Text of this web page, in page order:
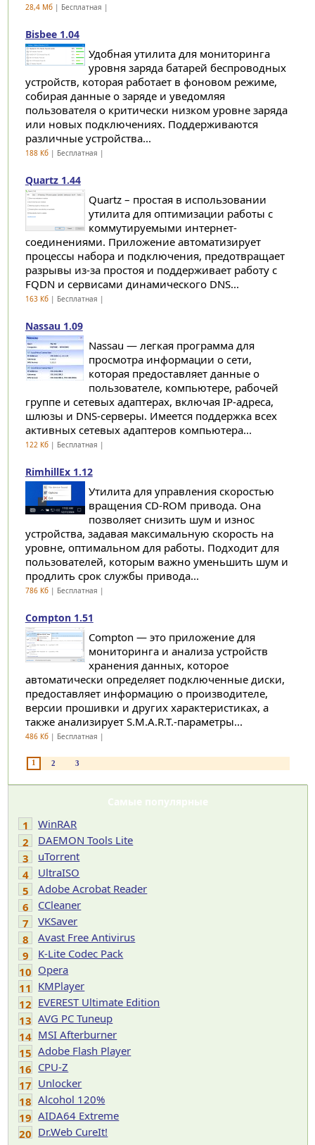
28,4 Мб| Бесплатная |
Bisbee 1.04
Удобная утилита для мониторинга
уровня заряда батарей беспроводных
устройств, которая работает в фоновом режиме,
собирая данные о заряде и уведомляя
пользователя о критически низком уровне заряда
или новых подключениях. Поддерживаются
различные устройства...
188 Кб| Бесплатная |
Quartz 1.44
Quartz – простая в использовании
утилита для оптимизации работы с
коммутируемыми интернет-
соединениями. Приложение автоматизирует
процессы набора и подключения, предотвращает
разрывы из-за простоя и поддерживает работу с
FQDN и сервисами динамического DNS...
163 Кб| Бесплатная |
Nassau 1.09
Nassau — легкая программа для
просмотра информации о сети,
которая предоставляет данные о
пользователе, компьютере, рабочей
группе и сетевых адаптерах, включая IP-адреса,
шлюзы и DNS-серверы. Имеется поддержка всех
активных сетевых адаптеров компьютера...
122 Кб| Бесплатная |
RimhillEx 1.12
Утилита для управления скоростью
вращения CD-ROM привода. Она
позволяет снизить шум и износ
устройства, задавая максимальную скорость на
уровне, оптимальном для работы. Подходит для
пользователей, которым важно уменьшить шум и
продлить срок службы привода...
786 Кб| Бесплатная |
Compton 1.51
Compton — это приложение для
мониторинга и анализа устройств
хранения данных, которое
автоматически определяет подключенные диски,
предоставляет информацию о производителе,
версии прошивки и других характеристиках, а
также анализирует S.M.A.R.T.-параметры...
486 Кб| Бесплатная |
1 2 3
Самые популярные
1
WinRAR
2
DAEMON Tools Lite
3
uTorrent
4
UltraISO
5
Adobe Acrobat Reader
6
CCleaner
7
VKSaver
8
Avast Free Antivirus
9
K-Lite Codec Pack
10 Opera
11 KMPlayer
12 EVEREST Ultimate Edition
13 AVG PC Tuneup
14 MSI Afterburner
15 Adobe Flash Player
16 CPU-Z
17 Unlocker
18 Alcohol 120%
19 AIDA64 Extreme
20 Dr.Web CureIt!